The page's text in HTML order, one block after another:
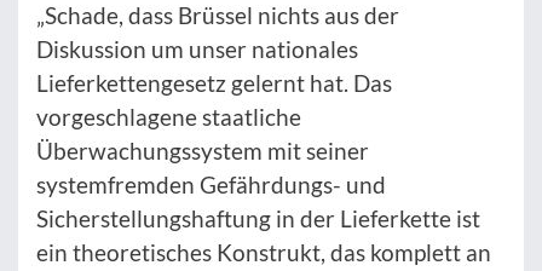
„Schade, dass Brüssel nichts aus der
Diskussion um unser nationales
Lieferkettengesetz gelernt hat. Das
vorgeschlagene staatliche
Überwachungssystem mit seiner
systemfremden Gefährdungs- und
Sicherstellungshaftung in der Lieferkette ist
ein theoretisches Konstrukt, das komplett an